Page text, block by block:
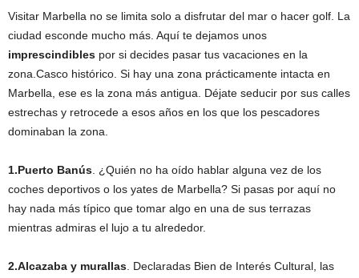
Visitar Marbella no se limita solo a disfrutar del mar o hacer golf. La
ciudad esconde mucho más. Aquí te dejamos unos
imprescindibles por si decides pasar tus vacaciones en la
zona.Casco histórico. Si hay una zona prácticamente intacta en
Marbella, ese es la zona más antigua. Déjate seducir por sus calles
estrechas y retrocede a esos años en los que los pescadores
dominaban la zona.
1.Puerto Banús . ¿Quién no ha oído hablar alguna vez de los
coches deportivos o los yates de Marbella? Si pasas por aquí no
hay nada más típico que tomar algo en una de sus terrazas
mientras admiras el lujo a tu alrededor.
2.Alcazaba y murallas . Declaradas Bien de Interés Cultural, las